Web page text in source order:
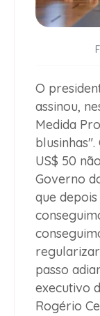
O
assinou,
Medida
US$ 50
Governo
que
passo
executivo
Rogério